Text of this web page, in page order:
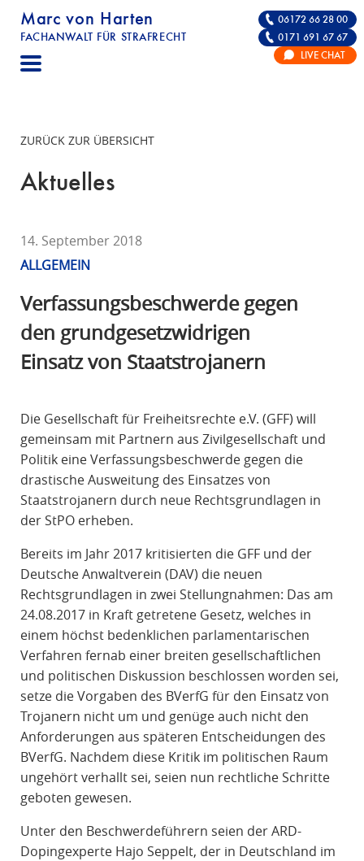
Marc von Harten
FACHANWALT FÜR STRAFRECHT
STRAFRECHT | RECHTSANWALT FÜR DIE
06172 66 28 00
0171 691 67 67
LIVE CHAT
ZURÜCK ZUR ÜBERSICHT
Aktuelles
14. September 2018
ALLGEMEIN
Verfassungsbeschwerde gegen
den grundgesetzwidrigen
Einsatz von Staatstrojanern
Die Gesellschaft für Freiheitsrechte e.V. (GFF) will
gemeinsam mit Partnern aus Zivilgesellschaft und
Politik eine Verfassungsbeschwerde gegen die
drastische Ausweitung des Einsatzes von
Staatstrojanern durch neue Rechtsgrundlagen in
der StPO erheben.
Bereits im Jahr 2017 kritisierten die GFF und der
Deutsche Anwaltverein (DAV) die neuen
Rechtsgrundlagen in zwei Stellungnahmen: Das am
24.08.2017 in Kraft getretene Gesetz, welches in
einem höchst bedenklichen parlamentarischen
Verfahren fernab einer breiten gesellschaftlichen
und politischen Diskussion beschlossen worden sei,
setze die Vorgaben des BVerfG für den Einsatz von
Trojanern nicht um und genüge auch nicht den
Anforderungen aus späteren Entscheidungen des
BVerfG. Nachdem diese Kritik im politischen Raum
ungehört verhallt sei, seien nun rechtliche Schritte
geboten gewesen.
Unter den Beschwerdeführern seien der ARD-
Dopingexperte Hajo Seppelt, der in Deutschland im